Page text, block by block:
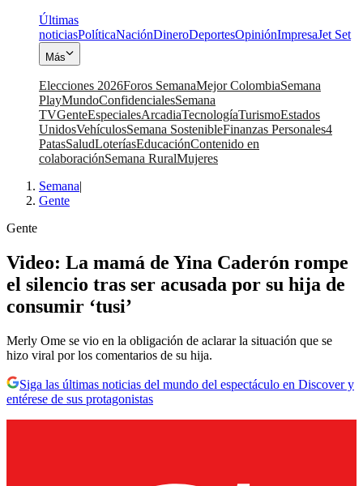
Últimas
noticiasPolíticaNaciónDineroDeportesOpiniónImpresaJet Set
Más
Elecciones 2026Foros SemanaMejor ColombiaSemana
PlayMundoConfidencialesSemana
TVGenteEspecialesArcadiaTecnologíaTurismoEstados
UnidosVehículosSemana SostenibleFinanzas Personales4
PatasSaludLoteríasEducaciónContenido en
colaboraciónSemana RuralMujeres
Semana|
Gente
Gente
Video: La mamá de Yina Caderón rompe
el silencio tras ser acusada por su hija de
consumir ‘tusi’
Merly Ome se vio en la obligación de aclarar la situación que se
hizo viral por los comentarios de su hija.
Siga las últimas noticias del mundo del espectáculo en Discover y
entérese de sus protagonistas